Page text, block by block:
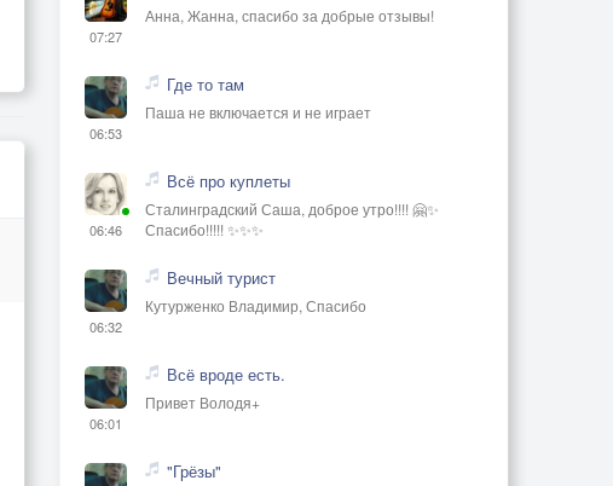
07:27
Анна, Жанна, спасибо за добрые отзывы!
06:53
Где то там
Паша не включается и не играет
06:46
Всё про куплеты
Сталинградский Саша, доброе утро!!!! 🤗✨
Спасибо!!!!! ✨✨✨
06:32
Вечный турист
Кутурженко Владимир, Спасибо
06:01
Всё вроде есть.
Привет Володя+
"Грёзы"